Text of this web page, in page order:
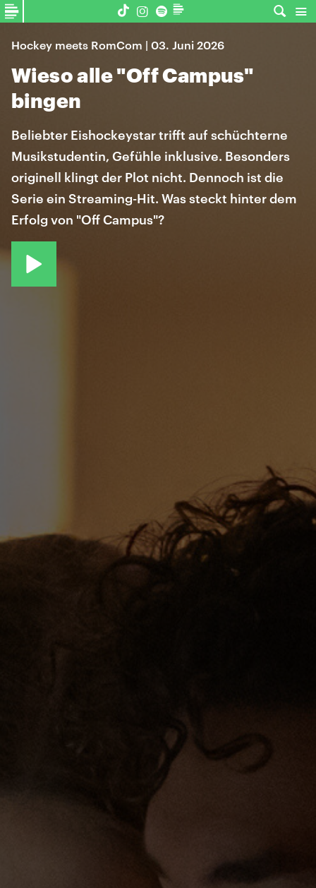
Hockey meets RomCom | 03. Juni 2026
Wieso alle "Off Campus"
bingen
Beliebter Eishockeystar trifft auf schüchterne
Musikstudentin, Gefühle inklusive. Besonders
originell klingt der Plot nicht. Dennoch ist die
Serie ein Streaming-Hit. Was steckt hinter dem
Erfolg von "Off Campus"?